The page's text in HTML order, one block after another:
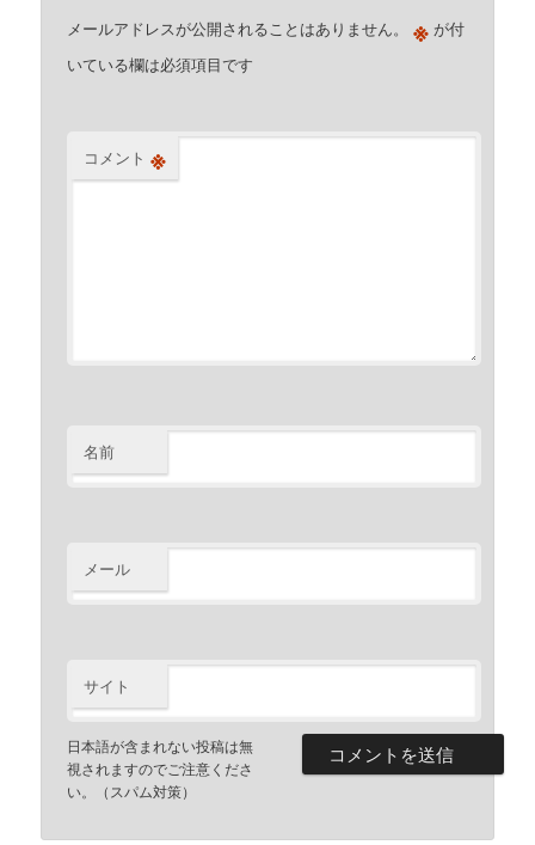
メールアドレスが公開されることはありません。 ※ が付
いている欄は必須項目です
コメント ※
名前
メール
サイト
日本語が含まれない投稿は無
視されますのでご注意くださ
い。（スパム対策）